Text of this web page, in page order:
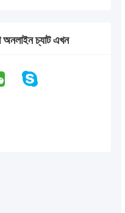
অনলাইন চ্যাট এখন